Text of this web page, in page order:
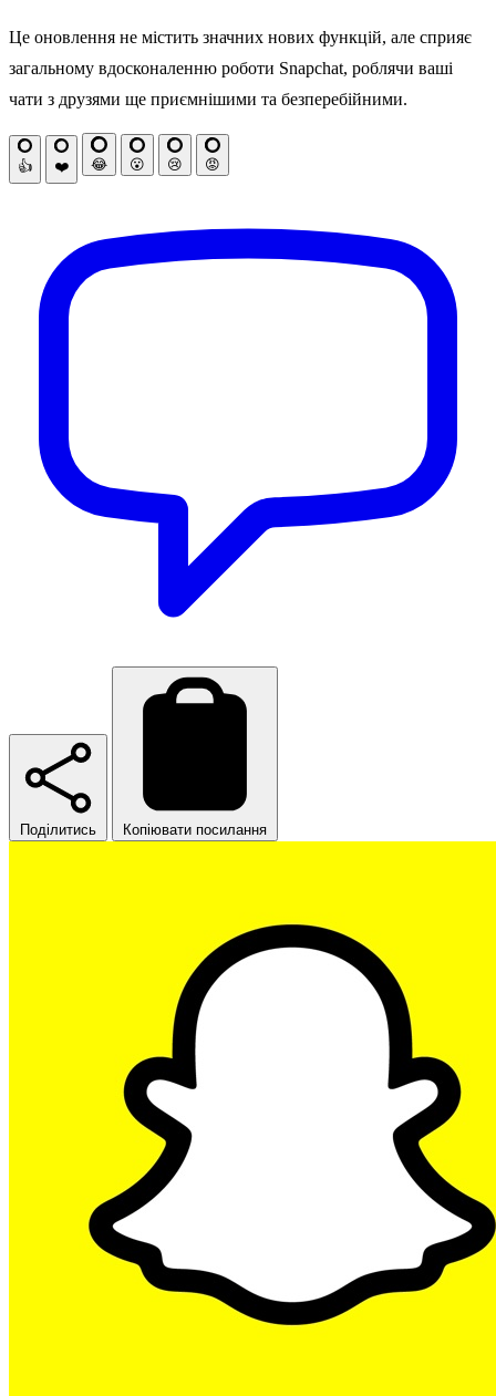
Це оновлення не містить значних нових функцій, але сприяє
загальному вдосконаленню роботи Snapchat, роблячи ваші
чати з друзями ще приємнішими та безперебійними.
👍 ❤️ 😂 😮 😢 😡
Поділитись Копіювати посилання